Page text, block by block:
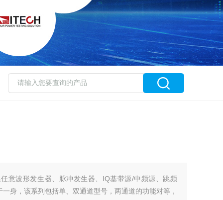
意波形发生器、脉冲发生器、IQ基带源/中频源、跳频
身，该系列包括单、双通道型号，两通道的功能对等，